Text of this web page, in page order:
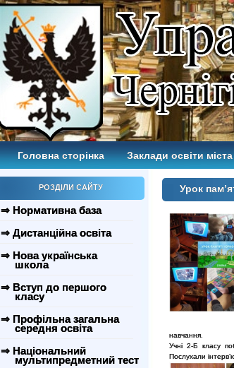
Головна сторінка Заклади освіти міста
РОЗДІЛИ САЙТУ
⇒ Нормативна база
⇒ Дистанційна освіта
⇒ Нова українська
школа
⇒ Вступ до першого
класу
⇒ Профільна загальна
середня освіта
⇒ Національний
мультипредметний тест
Урок
навчання.
Учні 2-Б класу
Послухали